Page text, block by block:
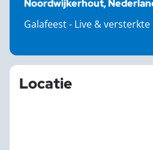
Noordwijkerhout,
Galafeest - Live &
Locatie